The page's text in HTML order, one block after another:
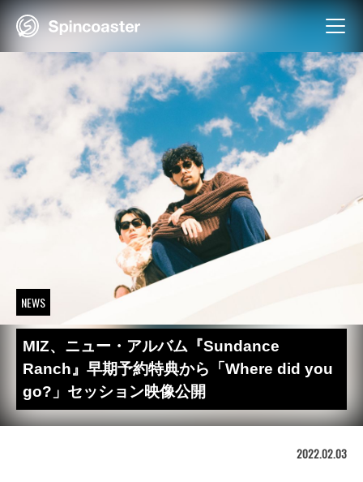
Skip
NEWS
MIZ、ニュー・アルバム『Sundance
Ranch』早期予約特典から「Where did you
go?」セッション映像公開
2022.02.03